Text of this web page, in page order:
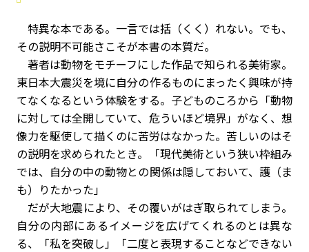
特異な本である。一言では括（くく）れない。でも、
その説明不可能さこそが本書の本質だ。
著者は動物をモチーフにした作品で知られる美術家。
東日本大震災を境に自分の作るものにまったく興味が持
てなくなるという体験をする。子どものころから「動物
に対しては全開していて、危ういほど境界」がなく、想
像力を駆使して描くのに苦労はなかった。苦しいのはそ
の説明を求められたとき。「現代美術という狭い枠組み
では、自分の中の動物との関係は隠しておいて、護（ま
も）りたかった」
だが大地震により、その覆いがはぎ取られてしまう。
自分の内部にあるイメージを広げてくれるのとは異な
る、「私を突破し」「二度と表現することなどできない